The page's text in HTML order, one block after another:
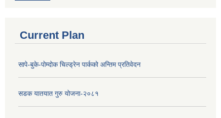
Current Plan
सापे-बुके-पोम्दोक चिल्ड्रेन पार्कको अन्तिम प्रतिवेदन
सडक यातयात गुरु योजना-२०८१